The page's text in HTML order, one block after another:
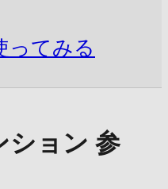
ってみる
ション 参